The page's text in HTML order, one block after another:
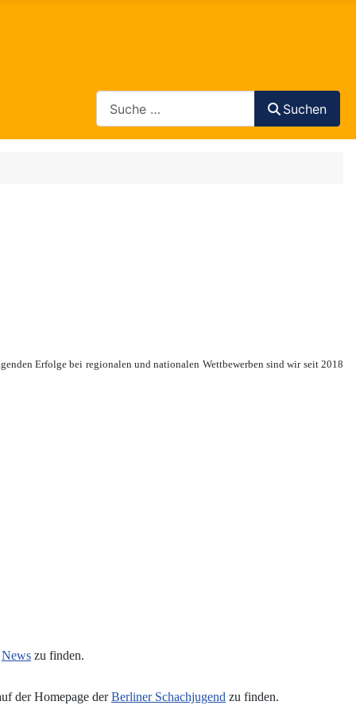
Suchen
Erfolge bei regionalen und nationalen Wettbewerben sind wir seit 2018
News zu finden.
der Homepage derBerliner Schachjugend zu finden.